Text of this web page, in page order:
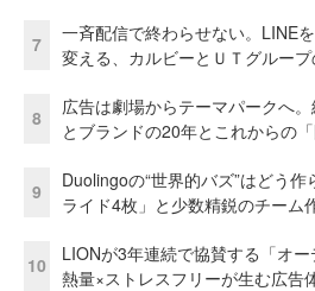
7
一斉配信で終わらせない。LINE
変える、カルビーとＵＴグルー
8
広告は劇場からテーマパークへ
とブランドの20年とこれからの「
9
Duolingoの“世界的バズ”はどう
ライド4枚」と少数精鋭のチーム
10
LIONが3年連続で協賛する「オ
熱量×ストレスフリーが生む広告